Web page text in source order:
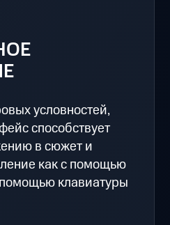
условностей,
способствует
в сюжет и
как с помощью
клавиатуры